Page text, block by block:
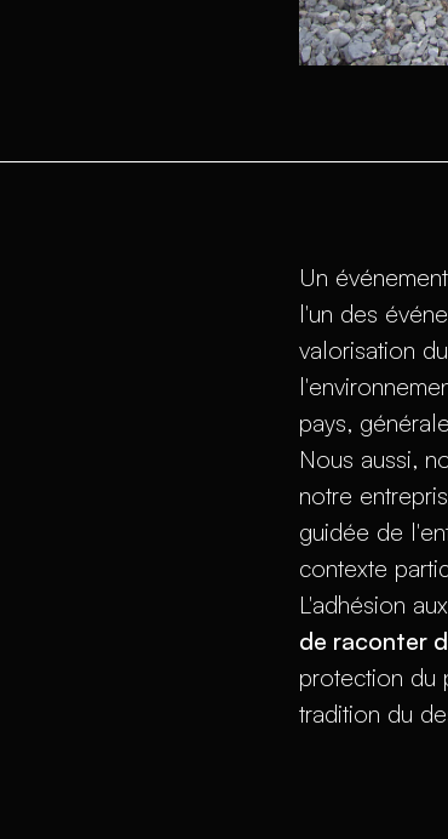
Un
l'un des
valorisation
pays,
Nous aussi,
notre
guidée de
contexte
L'adhésion
de raconter
protection du
tradition du